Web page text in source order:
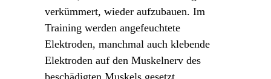
verkümmert, wieder aufzubauen. Im
Training werden angefeuchtete
Elektroden, manchmal auch klebende
Elektroden auf den Muskelnerv des
beschädigten Muskels gesetzt.